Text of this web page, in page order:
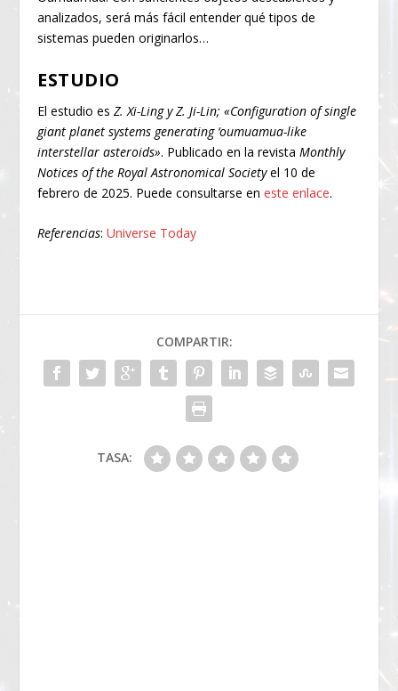
analizados, será más fácil entender qué tipos de
sistemas pueden originarlos…
ESTUDIO
El estudio esZ. Xi-Ling y Z. Ji-Lin; «Configuration of single
giant planet systems generating ‘oumuamua-like
interstellar asteroids». Publicado en la revistaMonthly
Notices of the Royal Astronomical Societyel 10 de
febrero de 2025. Puede consultarse eneste enlace.
Referencias:Universe Today
COMPARTIR:
TASA: